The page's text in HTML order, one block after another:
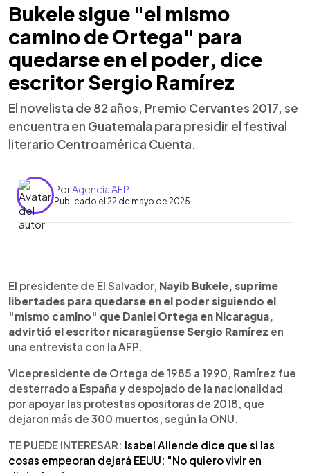
Bukele sigue "el mismo
camino de Ortega" para
quedarse en el poder, dice
escritor Sergio Ramírez
El novelista de 82 años, Premio Cervantes 2017, se
encuentra en Guatemala para presidir el festival
literario Centroamérica Cuenta.
PorAgencia AFP
Publicado el 22 de mayo de 2025
► Escuchar artículo
El presidente de El Salvador, Nayib Bukele, suprime
libertades para quedarse en el poder siguiendo el
"mismo camino" que Daniel Ortega en Nicaragua,
advirtió el escritor nicaragüense Sergio Ramírez en
una entrevista con la AFP.
Vicepresidente de Ortega de 1985 a 1990, Ramírez fue
desterrado a España y despojado de la nacionalidad
por apoyar las protestas opositoras de 2018, que
dejaron más de 300 muertos, según la ONU.
TE PUEDE INTERESAR: Isabel Allende dice que si las
cosas empeoran dejará EEUU: "No quiero vivir en